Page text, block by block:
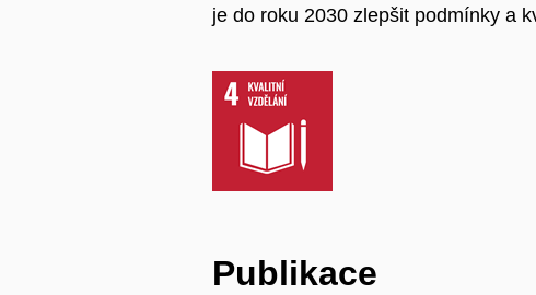
je do roku 2030 zlepšit podmínky a
Publikace